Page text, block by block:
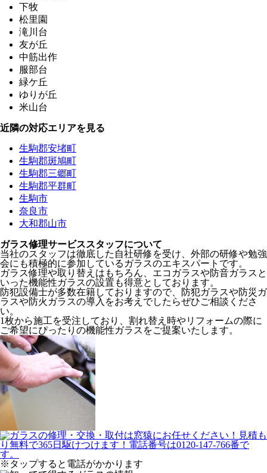
下牧
松里園
滝川台
友が丘
中筋出作
服部台
緑ケ丘
ゆりが丘
米山台
近隣の対応エリアを見る
生駒郡安堵町
生駒郡斑鳩町
生駒郡三郷町
生駒郡平群町
生駒市
奈良市
大和郡山市
ガラス修理サービススタッフについて
当社のスタッフは徹底した自社研修を受け、外部の研修や勉強
会にも積極的に参加しているガラスのエキスパートです。
ガラス修理や取り替えはもちろん、エコガラスや防音ガラスと
いった機能性ガラスの設置も得意としております。
防犯設備士が多数在籍しておりますので、防犯ガラスや防災ガ
ラスや防火ガラスの導入をお考えでしたらぜひご相談くださ
い。
1枚から施工を受注しており、割れ替え時やリフォームの際に
ご希望にぴったりの機能性ガラスをご提案いたします。
※タップすると電話がかかります